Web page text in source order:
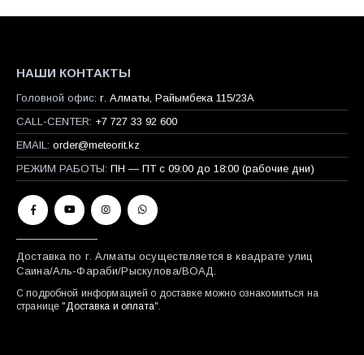
НАШИ КОНТАКТЫ
Головной офис: г. Алматы, Райымбека 115/23A
CALL-CENTER: +7 727 33 92 600
EMAIL: order@meteorit.kz
РЕЖИМ РАБОТЫ: ПН — ПТ с 09:00 до 18:00 (рабочие дни)
Доставка по г. Алматы осуществляется в квадрате улиц
Саина/Аль-Фараби/Рыскулова/ВОАД.
С подробной информацией о доставке можно ознакомиться на
странице " Доставка и оплата".